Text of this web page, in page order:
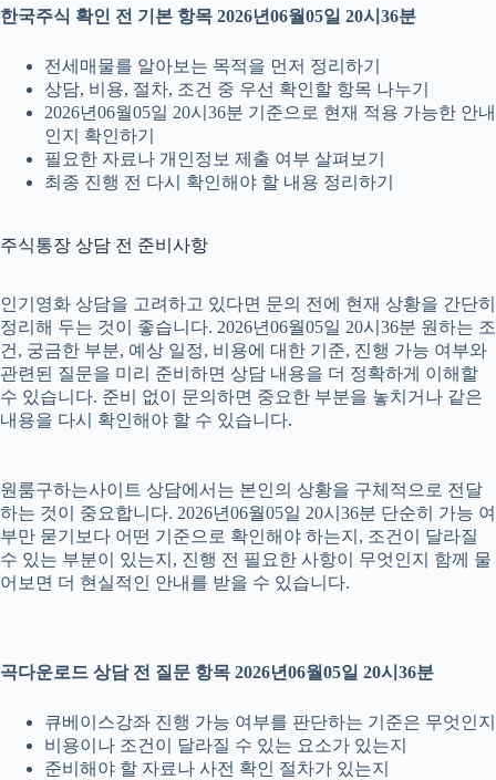
한국주식 확인 전 기본 항목 2026년06월05일 20시36분
전세매물를 알아보는 목적을 먼저 정리하기
상담, 비용, 절차, 조건 중 우선 확인할 항목 나누기
2026년06월05일 20시36분 기준으로 현재 적용 가능한 안내
인지 확인하기
필요한 자료나 개인정보 제출 여부 살펴보기
최종 진행 전 다시 확인해야 할 내용 정리하기
주식통장 상담 전 준비사항
인기영화 상담을 고려하고 있다면 문의 전에 현재 상황을 간단히
정리해 두는 것이 좋습니다. 2026년06월05일 20시36분 원하는 조
건, 궁금한 부분, 예상 일정, 비용에 대한 기준, 진행 가능 여부와
관련된 질문을 미리 준비하면 상담 내용을 더 정확하게 이해할
수 있습니다. 준비 없이 문의하면 중요한 부분을 놓치거나 같은
내용을 다시 확인해야 할 수 있습니다.
원룸구하는사이트 상담에서는 본인의 상황을 구체적으로 전달
하는 것이 중요합니다. 2026년06월05일 20시36분 단순히 가능 여
부만 묻기보다 어떤 기준으로 확인해야 하는지, 조건이 달라질
수 있는 부분이 있는지, 진행 전 필요한 사항이 무엇인지 함께 물
어보면 더 현실적인 안내를 받을 수 있습니다.
곡다운로드 상담 전 질문 항목 2026년06월05일 20시36분
큐베이스강좌 진행 가능 여부를 판단하는 기준은 무엇인지
비용이나 조건이 달라질 수 있는 요소가 있는지
준비해야 할 자료나 사전 확인 절차가 있는지